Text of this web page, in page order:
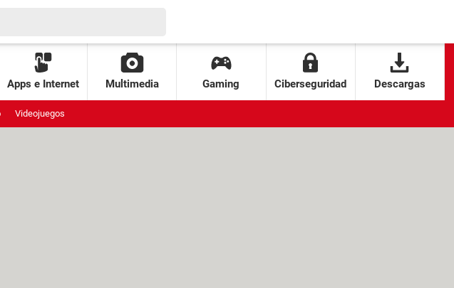
Apps e Internet Multimedia Gaming Ciberseguridad Descargas
Videojuegos